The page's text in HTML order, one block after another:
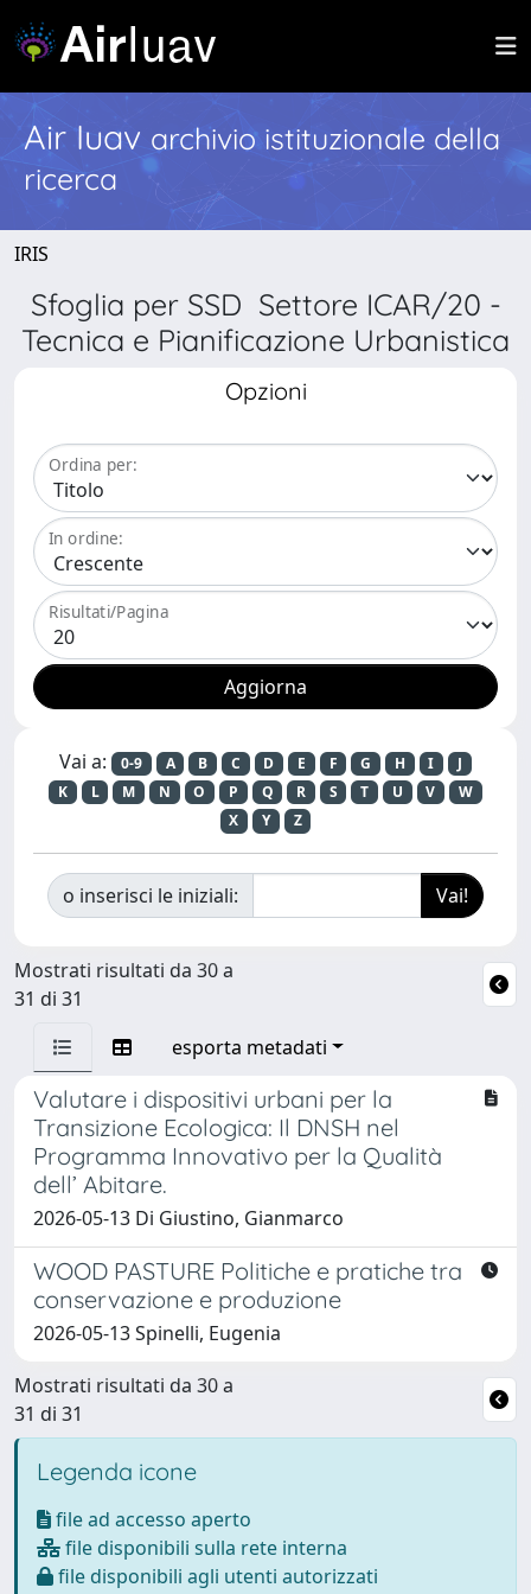
Air Iuav archivio istituzionale della
ricerca
IRIS
Sfoglia per SSD Settore ICAR/20 -
Tecnica e Pianificazione Urbanistica
Opzioni
Ordina per:
In ordine:
Risultati/Pagina
Vai a: 0-9 A B C D E F G H I
J
K
L M N O P Q R S T U V
W
X
Y Z
o inserisci le iniziali:
Mostrati risultati da 30 a
31 di 31
esporta metadati
Valutare i dispositivi urbani per la
Transizione Ecologica: Il DNSH nel
Programma Innovativo per la Qualità
dell’ Abitare.
2026-05-13 Di Giustino, Gianmarco
WOOD PASTURE Politiche e pratiche tra
conservazione e produzione
2026-05-13 Spinelli, Eugenia
Mostrati risultati da 30 a
31 di 31
Legenda icone
file ad accesso aperto
file disponibili sulla rete interna
file disponibili agli utenti autorizzati